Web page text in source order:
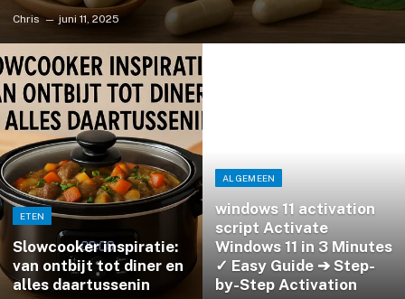
Chris juni 11, 2025
ETEN
Slowcooker inspiratie:
van ontbijt tot diner en
alles daartussenin
ALGEMEEN
windows 11 activation
script Activate
Windows 11 in 3 Minutes
✓ Easy Guide ➔ Step-
by-Step Activation